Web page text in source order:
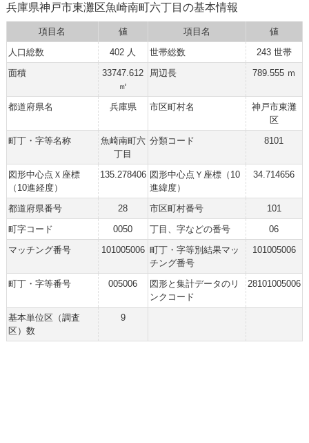
兵庫県神戸市東灘区魚崎南町六丁目の基本情報
項目名 値 項目名
値
人口総数
402 人 世帯総数
243 世帯
面積
33747.612
㎡
周辺長 789.555 ｍ
都道府県名 兵庫県 市区町村名
神戸市東灘
区
町丁・字等名称
魚崎南町六
丁目
分類コード 8101
図形中心点Ｘ座標
（10進経度）
135.278406 図形中心点Ｙ座標（10
進緯度）
34.714656
都道府県番号 28 市区町村番号
101
町字コード
0050 丁目、字などの番号
06
マッチング番号
101005006 町丁・字等別結果マッ
チング番号
101005006
町丁・字等番号 005006
図形と集計データのリ
ンクコード
28101005006
基本単位区（調査
区）数
9